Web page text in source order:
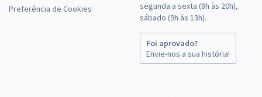
Preferência de Cookies
segunda a sexta (8h às 20h),
sábado (9h às 13h).
Foi aprovado?
Envie-nos a sua história!